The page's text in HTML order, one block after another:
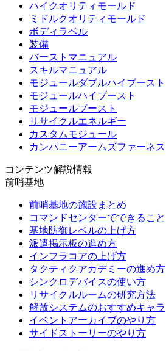
ハイクオリティモールド
ミドルクオリティモールド
ボディラベル
装備
バーストマニュアル
スキルマニュアル
モジュールダブルハイブースト
モジュールハイブースト
モジュールブースト
リサイクルエネルギー
カスタムモジュール
カンパニーアームズファーネス
コンテンツ解説情報
前哨基地
前哨基地の施設まとめ
コマンドセンターでできること
基地防御レベルの上げ方
派遣掲示板の進め方
インフラコアの上げ方
タクティクアカデミーの進め方
シンクロデバイスの使い方
リサイクルルームの研究方法
解放システムのおすすめキャラ
イベントアーカイブのやり方
サイドストーリーのやり方